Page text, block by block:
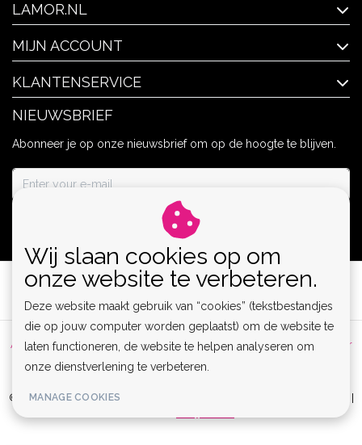
LAMOR.NL
MIJN ACCOUNT
KLANTENSERVICE
NIEUWSBRIEF
Abonneer je op onze nieuwsbrief om op de hoogte te blijven.
Algemene voorwaarden | Privacy Policy | Sitemap |
Disclaimer
RSS Feed
© Copyright 2026 - Lamor | Clubwear, Lingerie & Kinky Fashion XS-6XL |
Wij slaan cookies op om
onze website te verbeteren.
Deze website maakt gebruik van “cookies” (tekstbestandjes
die op jouw computer worden geplaatst) om de website te
laten functioneren, de website te helpen analyseren om
onze dienstverlening te verbeteren.
MANAGE COOKIES